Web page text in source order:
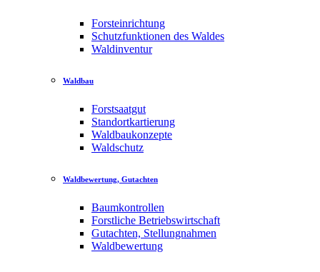
Forsteinrichtung
Schutzfunktionen des Waldes
Waldinventur
Waldbau
Forstsaatgut
Standortkartierung
Waldbaukonzepte
Waldschutz
Waldbewertung, Gutachten
Baumkontrollen
Forstliche Betriebswirtschaft
Gutachten, Stellungnahmen
Waldbewertung